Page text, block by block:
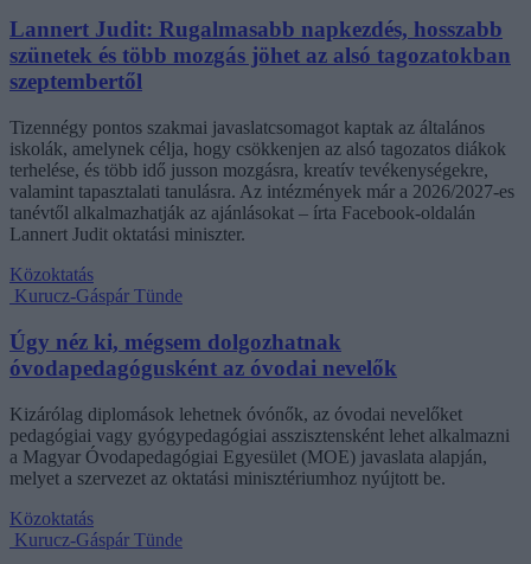
Lannert Judit: Rugalmasabb napkezdés, hosszabb
szünetek és több mozgás jöhet az alsó tagozatokban
szeptembertől
Tizennégy pontos szakmai javaslatcsomagot kaptak az általános
iskolák, amelynek célja, hogy csökkenjen az alsó tagozatos diákok
terhelése, és több idő jusson mozgásra, kreatív tevékenységekre,
valamint tapasztalati tanulásra. Az intézmények már a 2026/2027-es
tanévtől alkalmazhatják az ajánlásokat – írta Facebook-oldalán
Lannert Judit oktatási miniszter.
Közoktatás
Kurucz-Gáspár Tünde
Úgy néz ki, mégsem dolgozhatnak
óvodapedagógusként az óvodai nevelők
Kizárólag diplomások lehetnek óvónők, az óvodai nevelőket
pedagógiai vagy gyógypedagógiai asszisztensként lehet alkalmazni
a Magyar Óvodapedagógiai Egyesület (MOE) javaslata alapján,
melyet a szervezet az oktatási minisztériumhoz nyújtott be.
Közoktatás
Kurucz-Gáspár Tünde